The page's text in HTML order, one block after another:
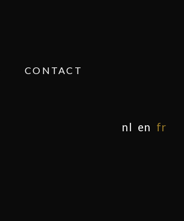
CONTACT
nl en fr